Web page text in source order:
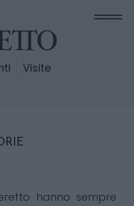
Visite
hanno sempre